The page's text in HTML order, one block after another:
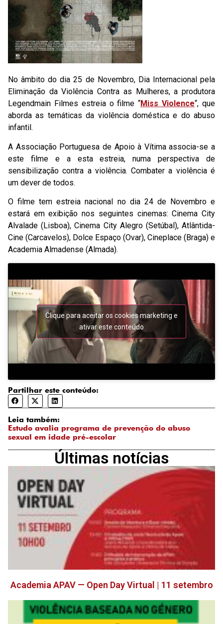
No âmbito do dia 25 de Novembro, Dia Internacional pela
Eliminação da Violência Contra as Mulheres, a produtora
Legendmain Filmes estreia o filme “Miss Violence“, que
aborda as temáticas da violência doméstica e do abuso
infantil.
A Associação Portuguesa de Apoio à Vítima associa-se a
este filme e a esta estreia, numa perspectiva de
sensibilização contra a violência. Combater a violência é
um dever de todos.
O filme tem estreia nacional no dia 24 de Novembro e
estará em exibição nos seguintes cinemas: Cinema City
Alvalade (Lisboa), Cinema City Alegro (Setúbal), Atlântida-
Cine (Carcavelos), Dolce Espaço (Ovar), Cineplace (Braga) e
Academia Almadense (Almada).
Clique para aceitar os cookies marketing e
ativar este conteúdo
Partilhar este conteúdo:
Leia também:
Estudo avalia programa de prevenção do abuso
sexual em idade pré-escolar
Últimas notícias
Academia APAV — Open Day Virtual | 11 setembro